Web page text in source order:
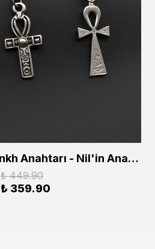
2'li Ankh Anahtarı - Nil'in Anahtarı Erkek Kadın Kolye Seti
₺ 449.90
₺ 359.90